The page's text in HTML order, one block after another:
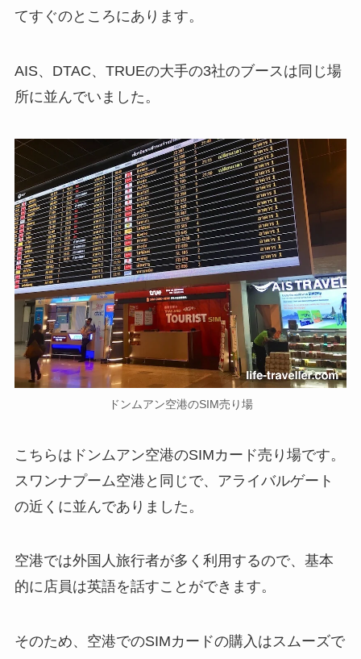
てすぐのところにあります。
AIS、DTAC、TRUEの大手の3社のブースは同じ場
所に並んでいました。
ドンムアン空港のSIM売り場
こちらはドンムアン空港のSIMカード売り場です。
スワンナプーム空港と同じで、アライバルゲート
の近くに並んでありました。
空港では外国人旅行者が多く利用するので、基本
的に店員は英語を話すことができます。
そのため、空港でのSIMカードの購入はスムーズで